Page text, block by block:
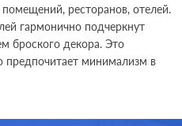
ресторанов, отелей.
гармонично подчеркнут
броского декора. Это
предпочитает минимализм в